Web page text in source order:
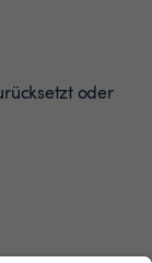
oder